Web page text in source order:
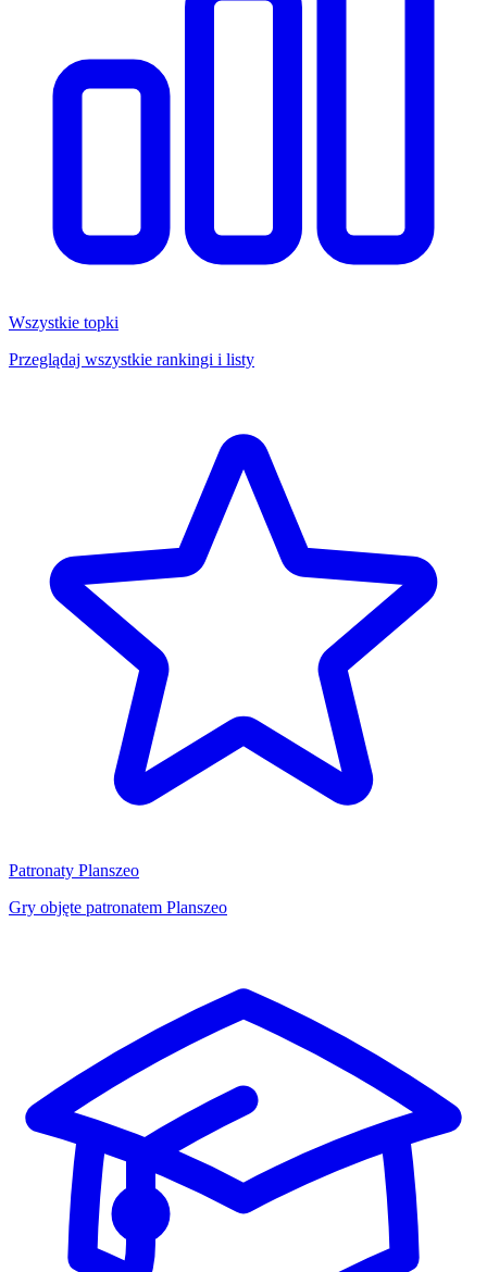
Wszystkie topki
Przeglądaj wszystkie rankingi i listy
Patronaty Planszeo
Gry objęte patronatem Planszeo